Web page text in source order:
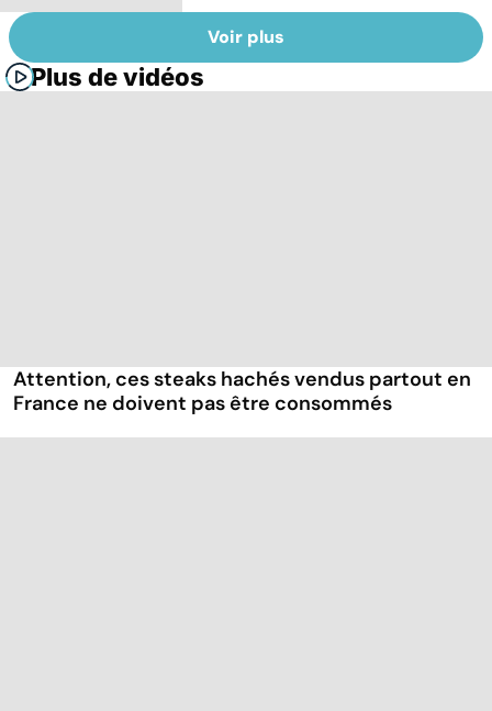
Voir plus
Plus de vidéos
Attention, ces steaks hachés vendus partout en
France ne doivent pas être consommés